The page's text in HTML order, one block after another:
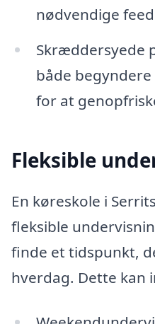
nødvendige
Skræddersyede
både
for at
Fleksible
En køreskole i
fleksible
finde et tidspunkt,
hverdag. Dette kan